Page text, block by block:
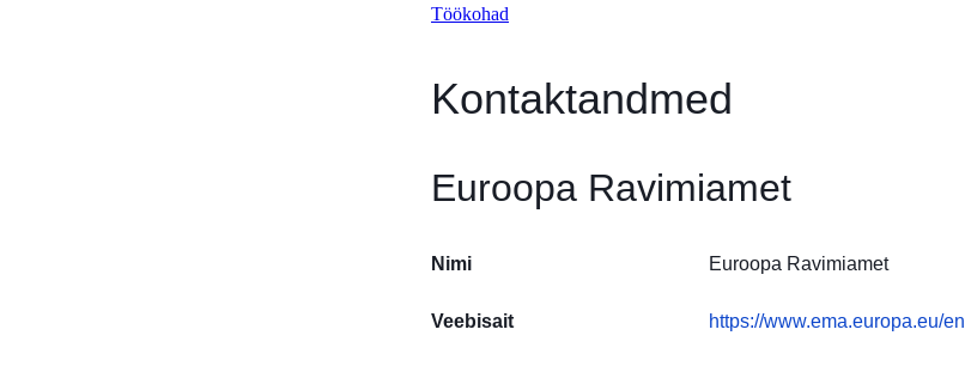
Töökohad
Kontaktandmed
Euroopa Ravimiamet
Nimi Euroopa Ravimiamet
Veebisait https://www.ema.europa.eu/en